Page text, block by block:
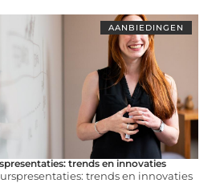
AANBIEDINGEN
trends en innovaties
trends en innovaties